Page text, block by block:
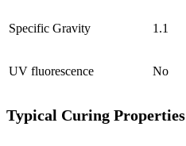
Specific Gravity 1.1
UV fluorescence No
Typical Curing Properties